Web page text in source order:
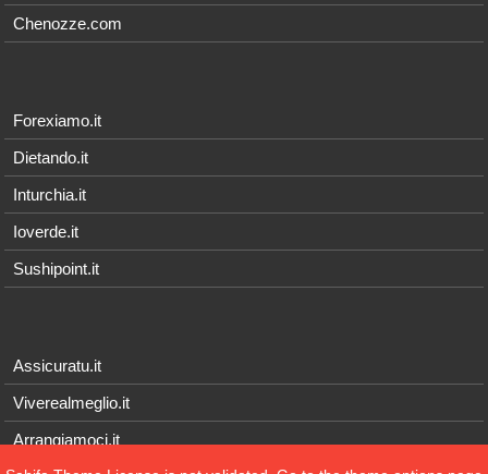
Chenozze.com
Forexiamo.it
Dietando.it
Inturchia.it
Ioverde.it
Sushipoint.it
Assicuratu.it
Viverealmeglio.it
Arrangiamoci.it